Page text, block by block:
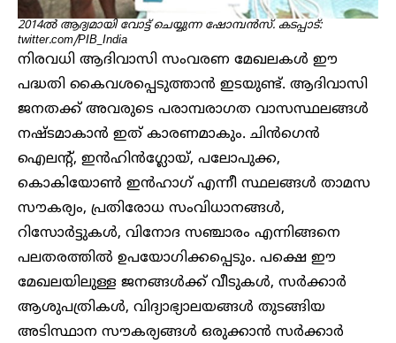
2014ൽ ആദ്യമായി വോട്ട് ചെയ്യുന്ന ഷോമ്പൻസ്. കടപ്പാട്:
twitter.com/PIB_India
നിരവധി ആദിവാസി സംവരണ മേഖലകൾ ഈ
പദ്ധതി കൈവശപ്പെടുത്താൻ ഇടയുണ്ട്. ആദിവാസി
ജനതക്ക് അവരുടെ പരാമ്പരാഗത വാസസ്ഥലങ്ങൾ
നഷ്ടമാകാൻ ഇത് കാരണമാകും. ചിൻഗെൻ
ഐലന്റ്, ഇൻഹിൻഗ്ലോയ്, പലോപുക്ക,
കൊകിയോൺ ഇൻഹാഗ് എന്നീ സ്ഥലങ്ങൾ താമസ
സൗകര്യം, പ്രതിരോധ സംവിധാനങ്ങൾ,
റിസോർട്ടുകൾ, വിനോദ സഞ്ചാരം എന്നിങ്ങനെ
പലതരത്തിൽ ഉപയോഗിക്കപ്പെടും. പക്ഷെ ഈ
മേഖലയിലുള്ള ജനങ്ങൾക്ക് വീടുകൾ, സർക്കാർ
ആശുപത്രികൾ, വിദ്യാഭ്യാലയങ്ങൾ തുടങ്ങിയ
അടിസ്ഥാന സൗകര്യങ്ങൾ ഒരുക്കാൻ സർക്കാർ